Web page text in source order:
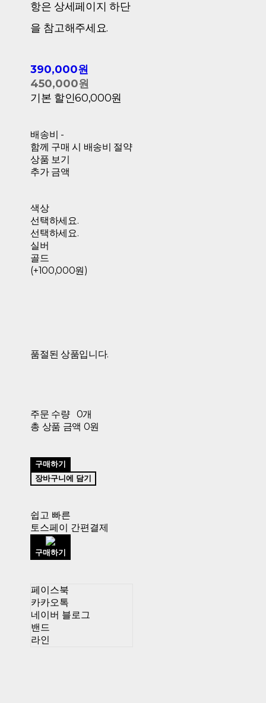
항은 상세페이지 하단
을 참고해주세요.
390,000원
450,000원
기본 할인60,000원
배송비 -
함께 구매 시 배송비 절약
상품 보기
추가 금액
색상
선택하세요.
선택하세요.
실버
골드
(+100,000원)
품절된 상품입니다.
주문 수량
0개
총 상품 금액 0원
구매하기
장바구니에 담기
쉽고 빠른
토스페이 간편결제
구매하기
페이스북
카카오톡
네이버 블로그
밴드
라인